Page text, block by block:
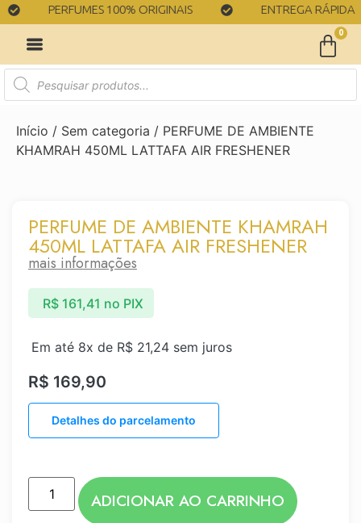
PERFUMES 100% ORIGINAIS ENTREGA RÁPIDA
0
Início / Sem categoria / PERFUME DE AMBIENTE
KHAMRAH 450ML LATTAFA AIR FRESHENER
PERFUME DE AMBIENTE KHAMRAH
450ML LATTAFA AIR FRESHENER
mais informações
R$ 169,90
Em até 8x de R$ 21,24 sem juros
R$161,41 no PIX
Detalhes do parcelamento
ADICIONAR AO CARRINHO